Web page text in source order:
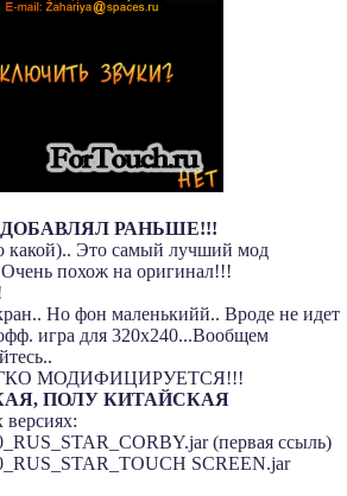
РАНЬШЕ!!!
какой).. Это самый лучший мод
похож на оригинал!!!
Но фон маленькийй.. Вроде не идет
игра для 320х240...Вообщем
МОДИФИЦИРУЕТСЯ!!!
ПОЛУ КИТАЙСКАЯ
версиях:
(первая ссыль)
SCREEN.jar